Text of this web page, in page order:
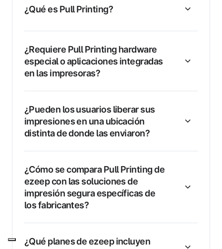
¿Qué es Pull Printing?
¿Requiere Pull Printing hardware
especial o aplicaciones integradas
en las impresoras?
¿Pueden los usuarios liberar sus
impresiones en una ubicación
distinta de donde las enviaron?
¿Cómo se compara Pull Printing de
ezeep con las soluciones de
impresión segura específicas de
los fabricantes?
¿Qué planes de ezeep incluyen